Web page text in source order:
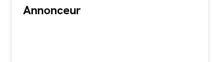
Annonceur